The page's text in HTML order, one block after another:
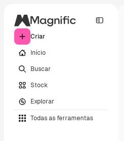
Criar
Início
Buscar
Stock
Explorar
Todas as ferramentas